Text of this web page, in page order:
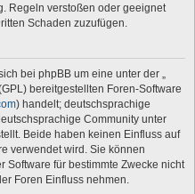
Regeln verstoßen oder geeignet
Schaden zuzufügen.
bei phpBB um eine unter der „
bereitgestellten Foren-Software
) handelt; deutschsprachige
Community unter
Beide haben keinen Einfluss auf
verwendet wird. Sie können
Software für bestimmte Zwecke nicht
Foren Einfluss nehmen.